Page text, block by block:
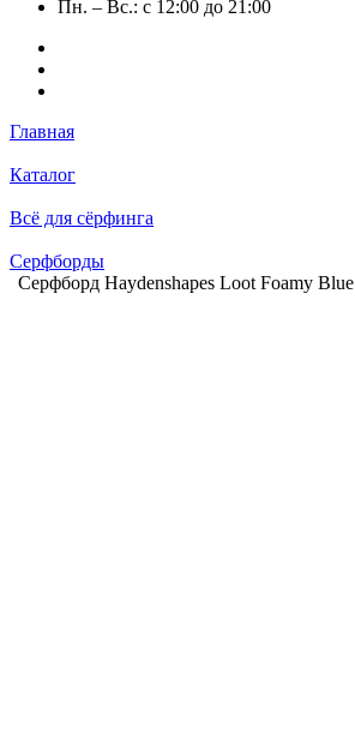
Пн. – Вс.: с 12:00 до 21:00
Главная
Каталог
Всё для сёрфинга
Серфборды
Серфборд Haydenshapes Loot Foamy Blue